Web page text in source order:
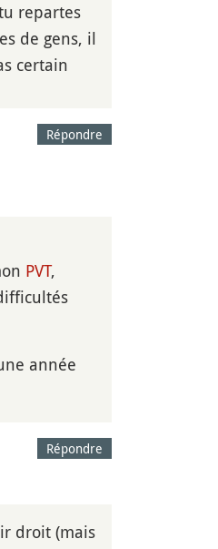
repartes
de gens, il
certain
Répondre
PVT,
année
Répondre
droit (mais